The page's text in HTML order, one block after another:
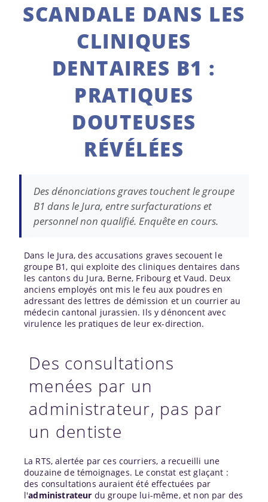
SCANDALE DANS LES
CLINIQUES
DENTAIRES B1 :
PRATIQUES
DOUTEUSES
RÉVÉLÉES
Des dénonciations graves touchent le groupe
B1 dans le Jura, entre surfacturations et
personnel non qualifié. Enquête en cours.
Dans le Jura, des accusations graves secouent le
groupe B1, qui exploite des cliniques dentaires dans
les cantons du Jura, Berne, Fribourg et Vaud. Deux
anciens employés ont mis le feu aux poudres en
adressant des lettres de démission et un courrier au
médecin cantonal jurassien. Ils y dénoncent avec
virulence les pratiques de leur ex-direction.
Des consultations
menées par un
administrateur, pas par
un dentiste
La RTS, alertée par ces courriers, a recueilli une
douzaine de témoignages. Le constat est glaçant :
des consultations auraient été effectuées par
l'administrateur du groupe lui-même, et non par des